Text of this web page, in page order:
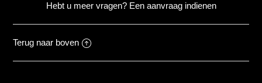
Hebt u meer vragen? Een aanvraag indienen
Terug naar boven